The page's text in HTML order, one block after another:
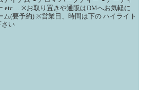
etc… ※お取り置きや通販はDMへお気軽に
ム(要予約)※営業日、時間は下の ハイライト
さい